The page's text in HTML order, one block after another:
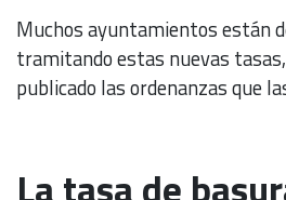
Muchos ayuntamientos están
tramitando estas nuevas
publicado las ordenanzas que